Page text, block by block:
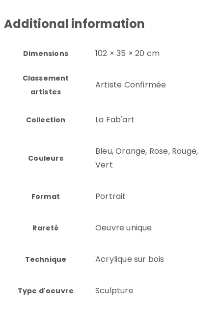
Additional information
Dimensions 102 × 35 × 20 cm
Classement
artistes
Artiste Confirmée
Collection La Fab'art
Couleurs
Bleu, Orange, Rose, Rouge,
Vert
Format Portrait
Rareté Oeuvre unique
Technique Acrylique sur bois
Type d'oeuvre Sculpture